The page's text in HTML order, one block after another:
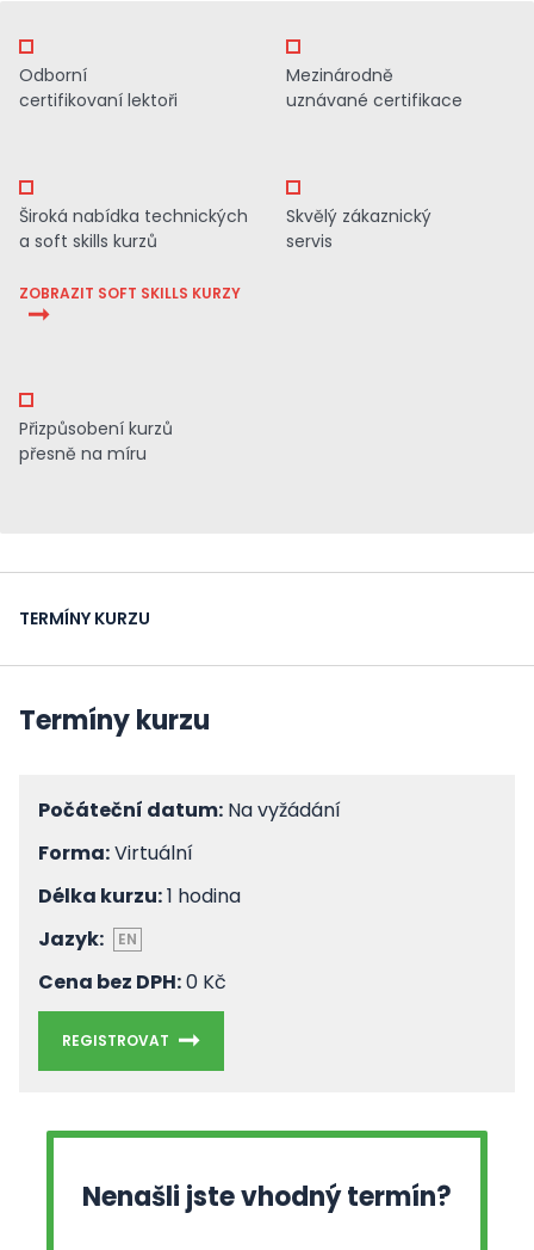
Odborní
certifikovaní lektoři
Mezinárodně
uznávané certifikace
Široká nabídka technických
a soft skills kurzů
ZOBRAZIT SOFT SKILLS KURZY
Skvělý zákaznický
servis
Přizpůsobení kurzů
přesně na míru
TERMÍNY KURZU
Termíny kurzu
Počáteční datum: Na vyžádání
Forma:Virtuální
Délka kurzu:1 hodina
Jazyk:
EN
Cena bez DPH:0 Kč
REGISTROVAT
Nenašli jste vhodný termín?